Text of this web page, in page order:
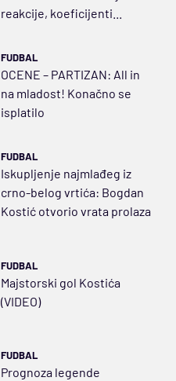
reakcije, koeficijenti...
FUDBAL
OCENE – PARTIZAN: All in
na mladost! Konačno se
isplatilo
FUDBAL
Iskupljenje najmlađeg iz
crno-belog vrtića: Bogdan
Kostić otvorio vrata prolaza
FUDBAL
Majstorski gol Kostića
(VIDEO)
FUDBAL
Prognoza legende